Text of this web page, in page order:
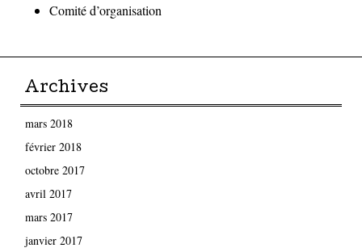
Comité d’organisation
Archives
mars 2018
février 2018
octobre 2017
avril 2017
mars 2017
janvier 2017